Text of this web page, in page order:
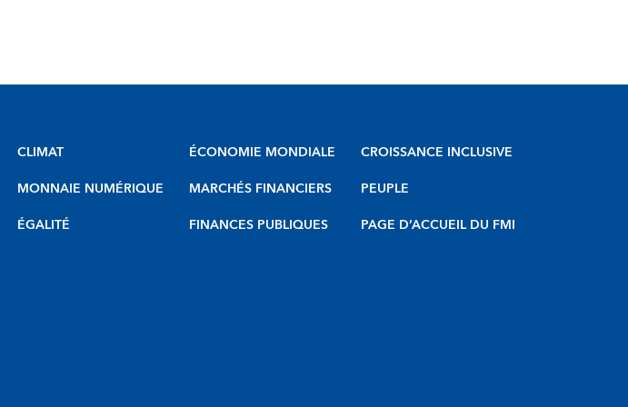
CLIMAT
MONNAIE NUMÉRIQUE
ÉGALITÉ
ÉCONOMIE MONDIALE
MARCHÉS FINANCIERS
FINANCES PUBLIQUES
CROISSANCE INCLUSIVE
PEUPLE
PAGE D’ACCUEIL DU FMI